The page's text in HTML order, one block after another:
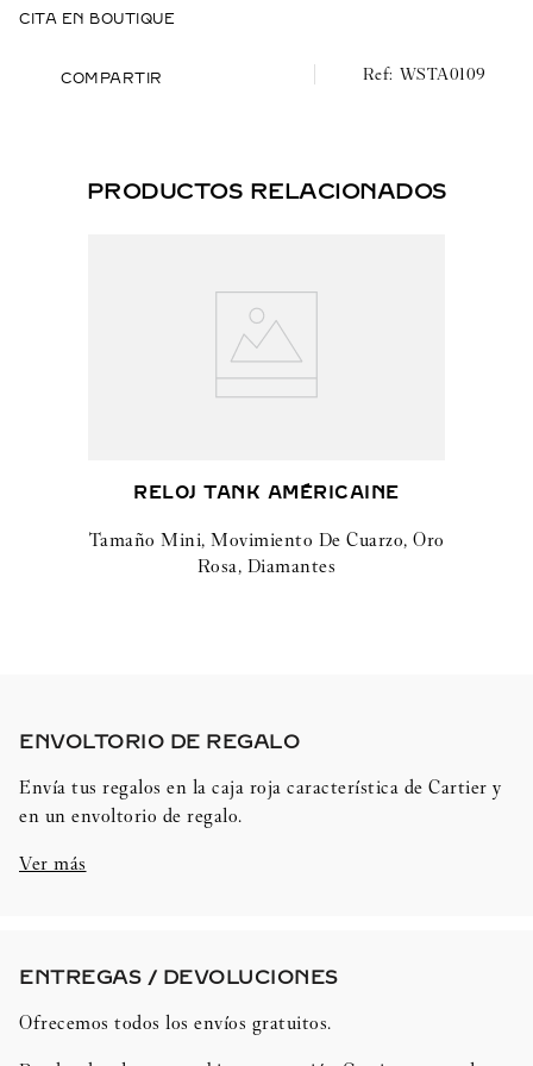
acero, piel.
CITA EN BOUTIQUE
COMPARTIR WSTA0109
PRODUCTOS RELACIONADOS
RELOJ TANK AMÉRICAINE
Tamaño Mini, Movimiento De Cuarzo, Oro
Rosa, Diamantes
ENVOLTORIO DE REGALO​
Envía tus regalos en la caja roja característica de Cartier y
en un envoltorio de regalo.
Ver más
ENTREGAS / DEVOLUCIONES​
Ofrecemos todos los envíos gratuitos.